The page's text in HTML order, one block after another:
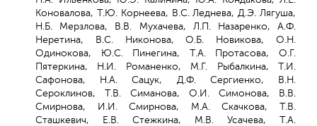
Коновалова, Т.Ю. Корнеева, В.С. Леднева, Д.Э. Лягуша,
Н.Б. Мерзлова, В.В. Мухачева, Л.П. Назаренко, А.Ф.
Неретина, В.С. Никонова, О.Б. Новикова, О.Н.
Одинокова, Ю.С. Пинегина, Т.А. Протасова, О.Г.
Пятеркина, Н.И. Романенко, М.Г. Рыбалкина, Т.И.
Сафонова, Н.А. Сацук, Д.Ф. Сергиенко, В.Н.
Сероклинов, Т.В. Симанова, О.И. Симонова, В.В.
Смирнова, И.И. Смирнова, М.А. Скачкова, Т.В.
Сташкевич, Е.В. Стежкина, М.В. Усачева, Т.А.